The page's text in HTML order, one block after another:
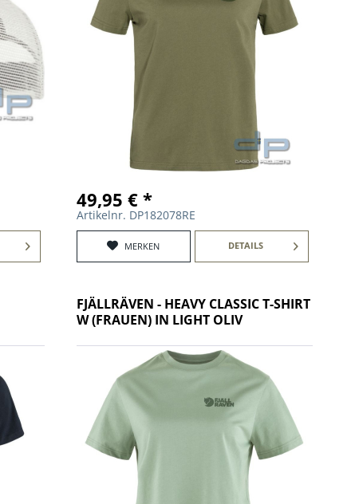
49,95 € *
Artikelnr. DP182078RE
MERKEN DETAILS
FJÄLLRÄVEN - HEAVY CLASSIC T-SHIRT
W (FRAUEN) IN LIGHT OLIV